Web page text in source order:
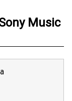
Music